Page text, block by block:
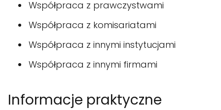
Współpraca z prawczystwami
Współpraca z komisariatami
Współpraca z innymi instytucjami
Współpraca z innymi firmami
Informacje praktyczne